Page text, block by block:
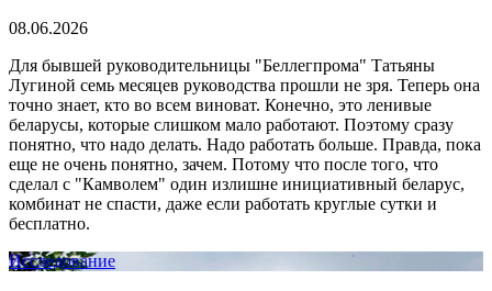
08.06.2026
Для бывшей руководительницы "Беллегпрома" Татьяны
Лугиной семь месяцев руководства прошли не зря. Теперь она
точно знает, кто во всем виноват. Конечно, это ленивые
беларусы, которые слишком мало работают. Поэтому сразу
понятно, что надо делать. Надо работать больше. Правда, пока
еще не очень понятно, зачем. Потому что после того, что
сделал с "Камволем" один излишне инициативный беларус,
комбинат не спасти, даже если работать круглые сутки и
бесплатно.
Исследование